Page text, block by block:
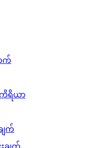
က်
ကိရိယာ
ျက်
းချက်